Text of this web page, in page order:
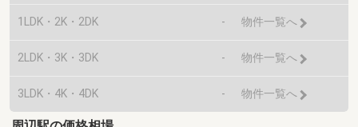
1LDK・2K・2DK - 物件一覧へ
2LDK・3K・3DK - 物件一覧へ
3LDK・4K・4DK - 物件一覧へ